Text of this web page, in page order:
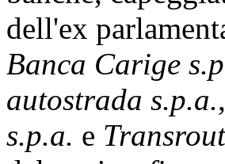
dell'ex
Banca Carige
autostrada s.p.a.,
s.p.a. e